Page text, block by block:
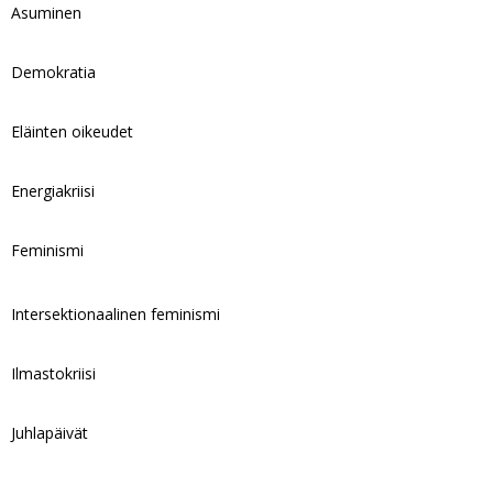
Asuminen
Demokratia
Eläinten oikeudet
Energiakriisi
Feminismi
Intersektionaalinen feminismi
Ilmastokriisi
Juhlapäivät